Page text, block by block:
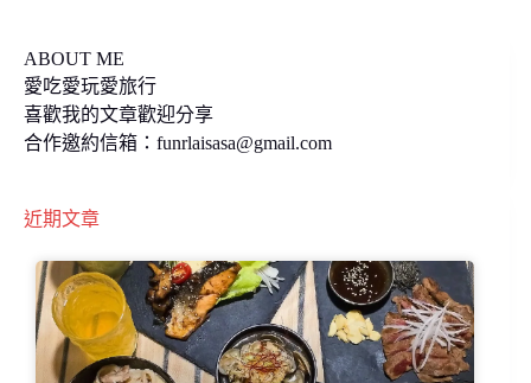
ABOUT ME
愛吃愛玩愛旅行
喜歡我的文章歡迎分享
合作邀約信箱： funrlaisasa@gmail.com
近期文章